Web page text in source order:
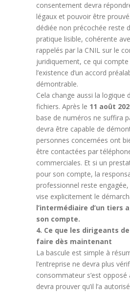
consentement devra
légaux et pouvoir être
dédiée non précochée reste
pratique lisible, cohérente
rappelés par la CNIL sur le
juridiquement, ce qui
l’existence d’un accord
démontrable.
Cela change aussi la logique
fichiers. Après le 11 août
base de numéros ne suffira
devra être capable de
personnes concernées ont
être contactées par
commerciales. Et si un
pour son compte, la
professionnel reste
vise explicitement le
l’intermédiaire d’un tiers
son compte.
4. Ce que les dirigeants
faire dès maintenant
La bascule est simple à
l’entreprise ne devra plus
consommateur s’est opposé
devra prouver qu’il l’a